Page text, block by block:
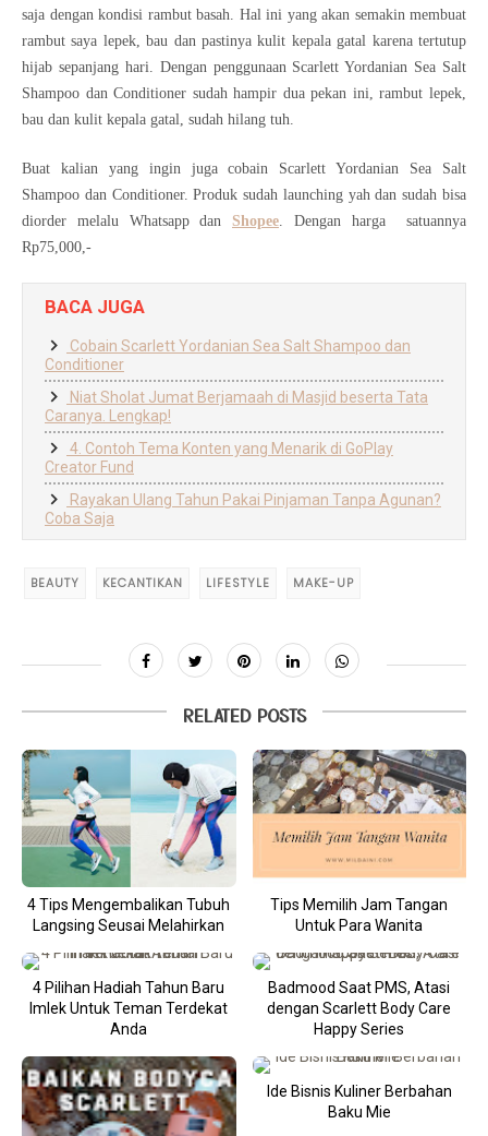
saja dengan kondisi rambut basah. Hal ini yang akan semakin membuat
rambut saya lepek, bau dan pastinya kulit kepala gatal karena tertutup
hijab sepanjang hari. Dengan penggunaan Scarlett Yordanian Sea Salt
Shampoo dan Conditioner sudah hampir dua pekan ini, rambut lepek,
bau dan kulit kepala gatal, sudah hilang tuh.
Buat kalian yang ingin juga cobain Scarlett Yordanian Sea Salt
Shampoo dan Conditioner. Produk sudah launching yah dan sudah bisa
diorder melalu Whatsapp dan Shopee . Dengan harga satuannya
Rp75,000,-
BACA JUGA
Cobain Scarlett Yordanian Sea Salt Shampoo dan
Conditioner
Niat Sholat Jumat Berjamaah di Masjid beserta Tata
Caranya. Lengkap!
4. Contoh Tema Konten yang Menarik di GoPlay
Creator Fund
Rayakan Ulang Tahun Pakai Pinjaman Tanpa Agunan?
Coba Saja
BEAUTY KECANTIKAN LIFESTYLE MAKE-UP
RELATED POSTS
4 Tips Mengembalikan Tubuh
Langsing Seusai Melahirkan
Tips Memilih Jam Tangan
Untuk Para Wanita
4 Pilihan Hadiah Tahun Baru
Imlek Untuk Teman Terdekat
Anda
Badmood Saat PMS, Atasi
dengan Scarlett Body Care
Happy Series
Ide Bisnis Kuliner Berbahan
Baku Mie